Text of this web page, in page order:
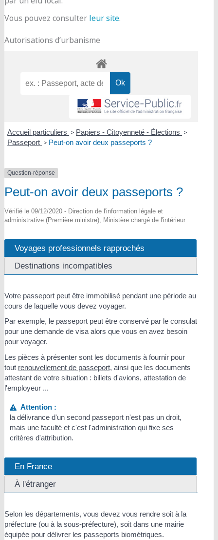
Vous pouvez consulter leur site.
Autorisations d’urbanisme
Accueil particuliers > Papiers - Citoyenneté - Élections >
Passeport > Peut-on avoir deux passeports ?
Question-réponse
Peut-on avoir deux passeports ?
Vérifié le 09/12/2020 - Direction de l'information légale et
administrative (Première ministre), Ministère chargé de l'intérieur
Voyages professionnels rapprochés
Destinations incompatibles
Votre passeport peut être immobilisé pendant une période au
cours de laquelle vous devez voyager.
Par exemple, le passeport peut être conservé par le consulat
pour une demande de visa alors que vous en avez besoin
pour voyager.
Les pièces à présenter sont les documents à fournir pour
tout renouvellement de passeport, ainsi que les documents
attestant de votre situation : billets d'avions, attestation de
l'employeur ...
Attention :
la délivrance d'un second passeport n'est pas un droit,
mais une faculté et c'est l'administration qui fixe ses
critères d'attribution.
En France
À l'étranger
Selon les départements, vous devez vous rendre soit à la
préfecture (ou à la sous-préfecture), soit dans une mairie
équipée pour délivrer les passeports biométriques.